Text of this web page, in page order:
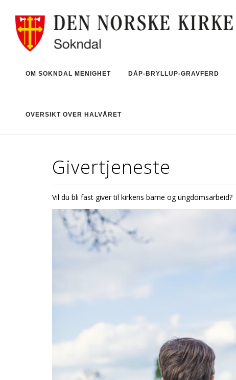
OM SOKNDAL MENIGHET DÅP-BRYLLUP-GRAVFERD
OVERSIKT OVER HALVÅRET
Givertjeneste
Vil du bli fast giver til kirkens barne og ungdomsarbeid?